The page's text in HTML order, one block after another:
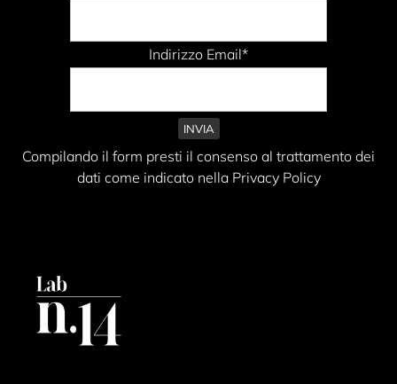
Indirizzo Email*
Compilando il form presti il consenso al trattamento dei
dati come indicato nella Privacy Policy